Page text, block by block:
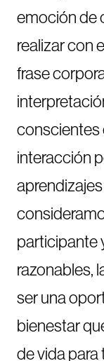
emoción de
realizar con
frase
conscientes
interacción
participante
razonables,
ser una
bienestar
de vida para